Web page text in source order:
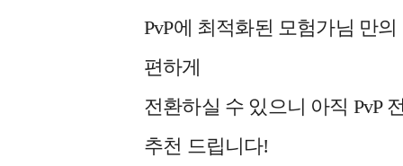
PvP에 최적화된 모험가님 만
편하게
전환하실 수 있으니 아직 PvP
추천 드립니다!